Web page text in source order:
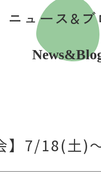
ニュース&
】7/18(土